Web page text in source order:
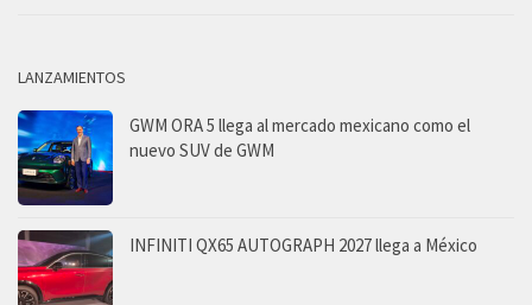
LANZAMIENTOS
GWM ORA 5 llega al mercado mexicano como el
nuevo SUV de GWM
INFINITI QX65 AUTOGRAPH 2027 llega a México